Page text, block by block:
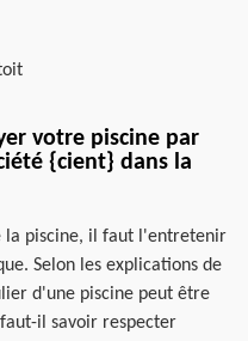
votre piscine par
{cient} dans la
la piscine, il faut l'entretenir
Selon les explications de
d'une piscine peut être
il savoir respecter